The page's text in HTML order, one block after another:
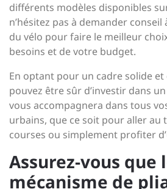
différents modèles disponibles
n’hésitez pas à demander
du vélo pour faire le meilleur
besoins et de votre budget.
En optant pour un cadre solide et
pouvez être sûr d’investir dans
vous accompagnera dans tous
urbains, que ce soit pour aller au
courses ou simplement profiter
Assurez-vous que
mécanisme de